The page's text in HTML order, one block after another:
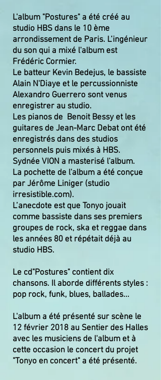
L'album "Postures" a été créé au
studio HBS dans le 10 ème
arrondissement de Paris. L’ingénieur
du son qui a mixé l'album est
Frédéric Cormier.
Le batteur Kevin Bedejus, le bassiste
Alain N'Diaye et le percussionniste
Alexandro Guerrero sont venus
enregistrer au studio.
Les pianos de Benoit Bessy et les
guitares de Jean-Marc Debat ont été
enregistrés dans des studios
personnels puis mixés à HBS.
Sydnée VION a masterisé l'album.
La pochette de l'album a été conçue
par Jérôme Liniger (studio
irresistible.com).
L’anecdote est que Tonyo jouait
comme bassiste dans ses premiers
groupes de rock, ska et reggae dans
les années 80 et répétait déjà au
studio HBS.
Le cd"Postures" contient dix
chansons. Il aborde différents styles :
pop rock, funk, blues, ballades...
L'album a été présenté sur scène le
12 février 2018 au Sentier des Halles
avec les musiciens de l'album et à
cette occasion le concert du projet
"Tonyo en concert" a été présenté.